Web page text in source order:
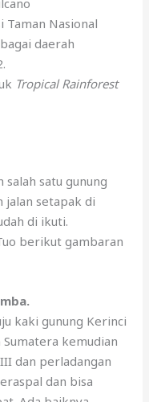
Taman Nasional
daerah
Tropical Rainforest
satu gunung
jalan setapak di
di ikuti.
berikut gambaran
kaki gunung Kerinci
kemudian
dan perladangan
dan bisa